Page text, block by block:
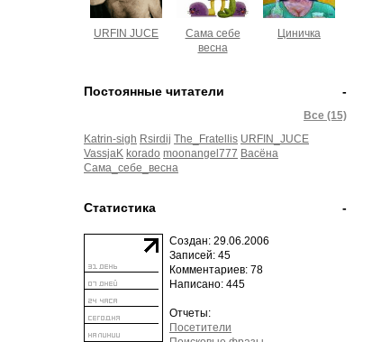
URFIN JUCE
Сама себе
весна
Циничка
-
Постоянные читатели
Все (15)
Katrin-sigh Rsirdij The_Fratellis URFIN_JUCE
VassjaK korado moonangel777 Васёна
Сама_себе_весна
-
Статистика
Создан: 29.06.2006
Записей: 45
Комментариев: 78
Написано: 445
Отчеты:
Посетители